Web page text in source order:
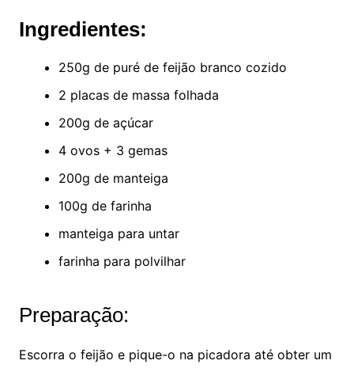
Ingredientes:
250g de puré de feijão branco cozido
2 placas de massa folhada
200g de açúcar
4 ovos + 3 gemas
200g de manteiga
100g de farinha
manteiga para untar
farinha para polvilhar
Preparação:
Escorra o feijão e pique-o na picadora até obter um